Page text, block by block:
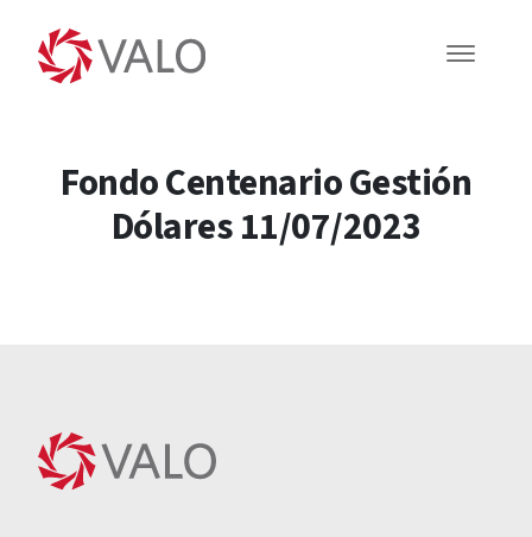
Fondo Centenario Gestión
Dólares 11/07/2023